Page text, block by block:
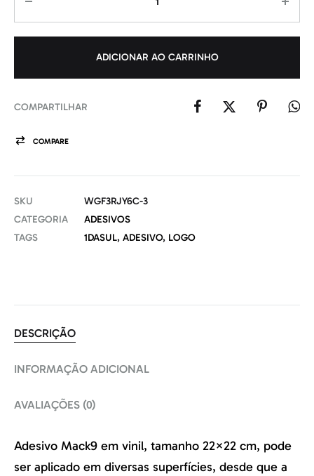
ADICIONAR AO CARRINHO
COMPARTILHAR
COMPARE
SKU
WGF3RJY6C-3
CATEGORIA
ADESIVOS
TAGS
1DASUL, ADESIVO, LOGO
DESCRIÇÃO
INFORMAÇÃO ADICIONAL
AVALIAÇÕES (0)
Adesivo Mack9 em vinil, tamanho 22×22 cm, pode
ser aplicado em diversas superfícies, desde que a